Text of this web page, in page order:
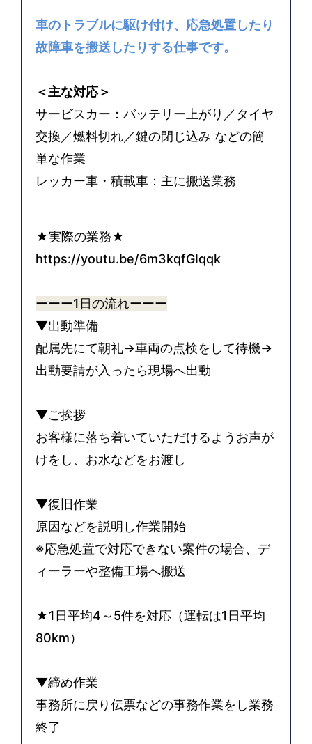
車のトラブルに駆け付け、応急処置したり
故障車を搬送したりする仕事です。
＜主な対応＞
サービスカー：バッテリー上がり／タイヤ
交換／燃料切れ／鍵の閉じ込み などの簡
単な作業
レッカー車・積載車：主に搬送業務
★実際の業務★
https://youtu.be/6m3kqfGIqqk
ーーー1日の流れーーー
▼出動準備
配属先にて朝礼→車両の点検をして待機→
出動要請が入ったら現場へ出動
▼ご挨拶
お客様に落ち着いていただけるようお声が
けをし、お水などをお渡し
▼復旧作業
原因などを説明し作業開始
※応急処置で対応できない案件の場合、デ
ィーラーや整備工場へ搬送
★1日平均4～5件を対応（運転は1日平均
80km）
▼締め作業
事務所に戻り伝票などの事務作業をし業務
終了